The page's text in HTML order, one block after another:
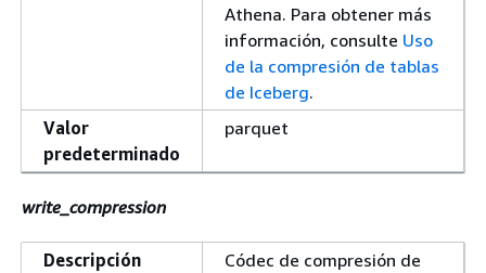
Athena. Para obtener más
información, consulte Uso
de la compresión de tablas
de Iceberg.
Valor
predeterminado
parquet
write_compression
Descripción
Códec de compresión de